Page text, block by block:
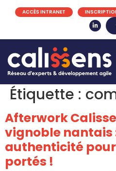
ACCÈS INTRANET
Étiquette :
Afterwork
vignoble nantais
authenticité
portés !